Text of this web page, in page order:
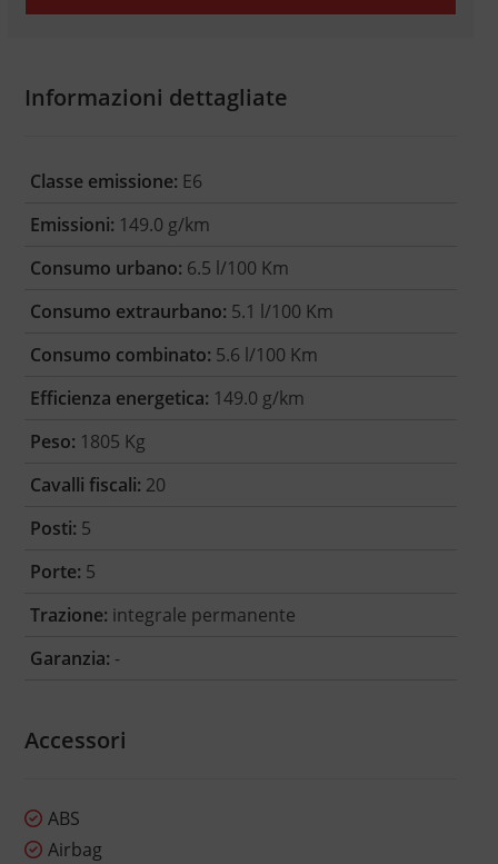
Informazioni dettagliate
Classe emissione: E6
Emissioni: 149.0 g/km
Consumo urbano: 6.5 l/100 Km
Consumo extraurbano: 5.1 l/100 Km
Consumo combinato: 5.6 l/100 Km
Efficienza energetica: 149.0 g/km
Peso: 1805 Kg
Cavalli fiscali: 20
Posti: 5
Porte: 5
Trazione: integrale permanente
Garanzia: -
Accessori
ABS
Airbag